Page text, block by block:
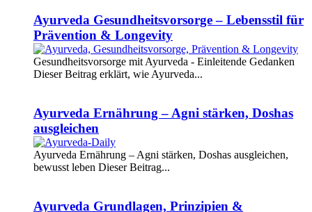
Ayurveda Gesundheitsvorsorge – Lebensstil für
Prävention & Longevity
Gesundheitsvorsorge mit Ayurveda - Einleitende Gedanken
Dieser Beitrag erklärt, wie Ayurveda...
Ayurveda Ernährung – Agni stärken, Doshas
ausgleichen
Ayurveda Ernährung – Agni stärken, Doshas ausgleichen,
bewusst leben Dieser Beitrag...
Ayurveda Grundlagen, Prinzipien &